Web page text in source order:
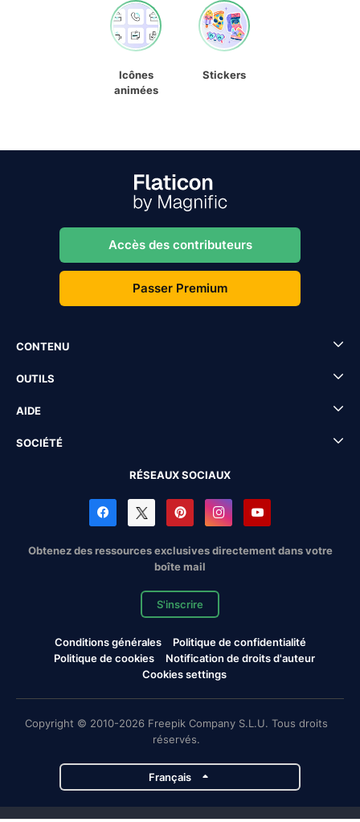
Icônes
animées
Stickers
Accès des contributeurs
Passer Premium
CONTENU
OUTILS
AIDE
SOCIÉTÉ
RÉSEAUX SOCIAUX
Obtenez des ressources exclusives directement dans votre
boîte mail
S'inscrire
Conditions générales
Politique de confidentialité
Politique de cookies
Notification de droits d'auteur
Cookies settings
Copyright © 2010-2026 Freepik Company S.L.U. Tous droits
réservés.
Français